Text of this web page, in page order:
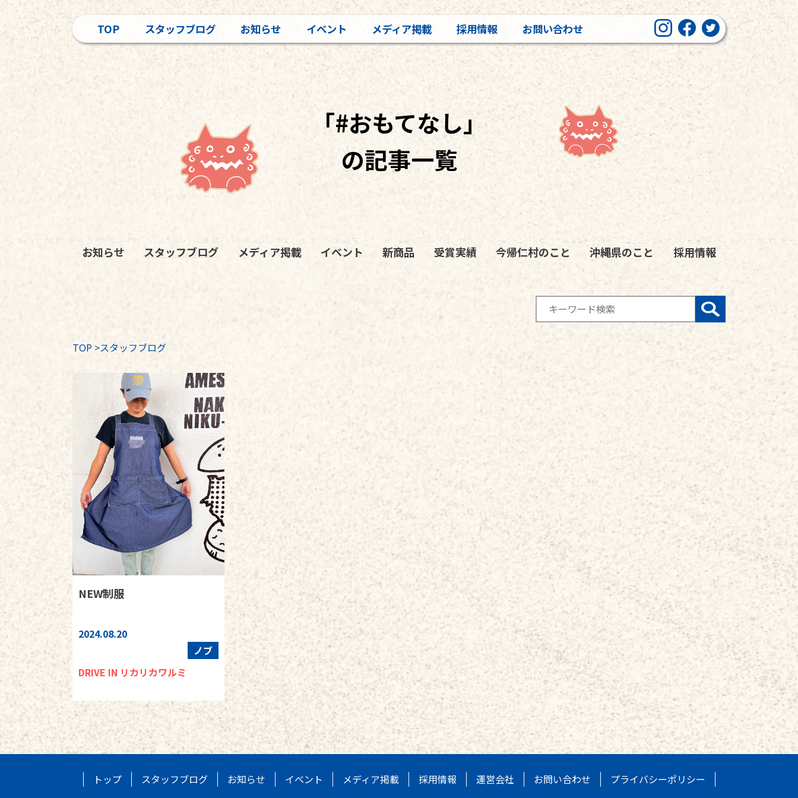
TOP スタッフブログ お知らせ イベント メディア掲載 採用情報 お問い合わせ
「#おもてなし」
の記事一覧
お知らせ スタッフブログ メディア掲載 イベント 新商品 受賞実績 今帰仁村のこと 沖縄県のこと 採用情報
TOP >スタッフブログ
NEW制服
2024.08.20
ノブ
DRIVE IN リカリカワルミ
トップ スタッフブログ お知らせ イベント メディア掲載 採用情報 運営会社 お問い合わせ プライバシーポリシー